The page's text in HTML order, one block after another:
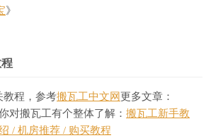
》
教程，参考搬瓦工中文网 更多文章：
对搬瓦工有个整体了解： 搬瓦工新手教
/ 机房推荐 / 购买教程